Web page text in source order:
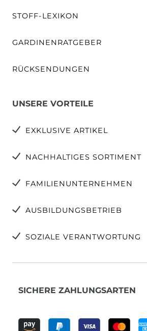
STOFF-LEXIKON
GARDINENRATGEBER
RÜCKSENDUNGEN
UNSERE VORTEILE
EXKLUSIVE ARTIKEL
NACHHALTIGES SORTIMENT
FAMILIENUNTERNEHMEN
AUSBILDUNGSBETRIEB
SOZIALE VERANTWORTUNG
SICHERE ZAHLUNGSARTEN